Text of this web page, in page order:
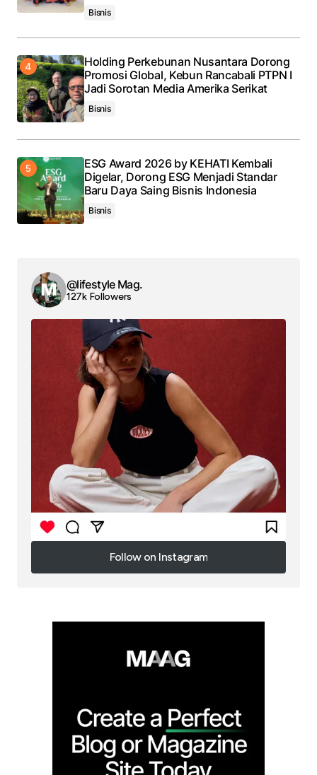
Bisnis
Holding Perkebunan Nusantara Dorong
Promosi Global, Kebun Rancabali PTPN I
Jadi Sorotan Media Amerika Serikat
Bisnis
ESG Award 2026 by KEHATI Kembali
Digelar, Dorong ESG Menjadi Standar
Baru Daya Saing Bisnis Indonesia
Bisnis
@lifestyle Mag.
127k Followers
Follow on Instagram
Follow on Instagram